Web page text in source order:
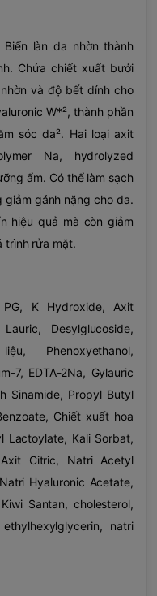
làn da nhờn thành
Chứa chiết xuất bưởi
và độ bết dính cho
W*², thành phần
sóc da². Hai loại axit
Na, hydrolyzed
ẩm. Có thể làm sạch
gánh nặng cho da.
hiệu quả mà còn giảm
trình rửa mặt.
K Hydroxide, Axit
Desylglucoside,
Phenoxyethanol,
7, EDTA-2Na, Gylauric
Sinamide, Propyl Butyl
Chiết xuất hoa
Lactoylate, Kali Sorbat,
Citric, Natri Acetyl
Hyaluronic Acetate,
Santan, cholesterol,
natri